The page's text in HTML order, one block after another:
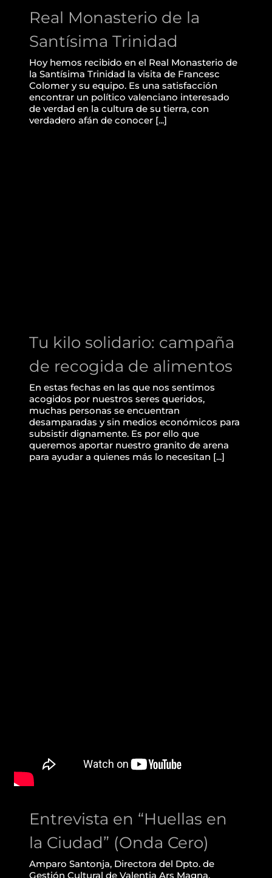
Real Monasterio de la
Santísima Trinidad
Hoy hemos recibido en el Real Monasterio de
la Santísima Trinidad la visita de Francesc
Colomer y su equipo. Es una satisfacción
encontrar un político valenciano interesado
de verdad en la cultura de su tierra, con
verdadero afán de conocer [...]
Tu kilo solidario: campaña
de recogida de alimentos
En estas fechas en las que nos sentimos
acogidos por nuestros seres queridos,
muchas personas se encuentran
desamparadas y sin medios económicos para
subsistir dignamente. Es por ello que
queremos aportar nuestro granito de arena
para ayudar a quienes más lo necesitan [...]
Entrevista en “Huellas en
la Ciudad” (Onda Cero)
Amparo Santonja, Directora del Dpto. de
Gestión Cultural de Valentia Ars Magna,